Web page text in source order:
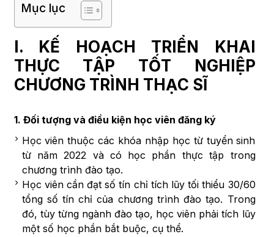
Mục lục
I. KẾ HOẠCH TRIỂN KHAI
THỰC TẬP TỐT NGHIỆP
CHƯƠNG TRÌNH THẠC SĨ
1. Đối tượng và điều kiện học viên đăng ký
Học viên thuộc các khóa nhập học từ tuyển sinh
từ năm 2022 và có học phần thực tập trong
chương trình đào tạo.
Học viên cần đạt số tín chỉ tích lũy tối thiểu 30/60
tổng số tín chỉ của chương trình đào tạo. Trong
đó, tùy từng ngành đào tạo, học viên phải tích lũy
một số học phần bắt buộc, cụ thể.